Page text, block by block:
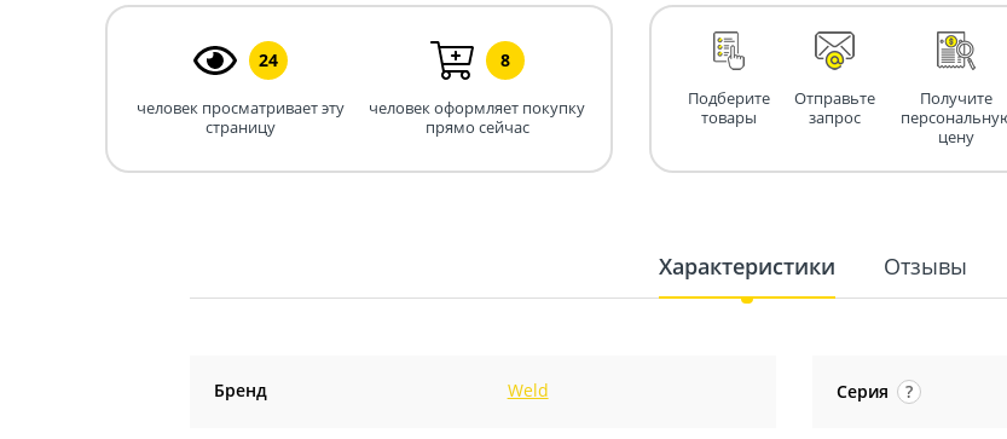
24
человек просматривает эту
страницу
8
человек оформляет покупку
прямо сейчас
Подберите
товары
Отправьте
запрос
Получите
цену
Характеристики Отзывы
Бренд Weld Серия ?